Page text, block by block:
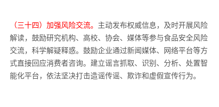
（三十四）加强风险交流。 主动发布权威信息，及时开展风险
解读，鼓励研究机构、高校、协会、媒体等参与食品安全风险
交流，科学解疑释惑。鼓励企业通过新闻媒体、网络平台等方
式直接回应消费者咨询。建立谣言抓取、识别、分析、处置智
能化平台，依法坚决打击造谣传谣、欺诈和虚假宣传行为。